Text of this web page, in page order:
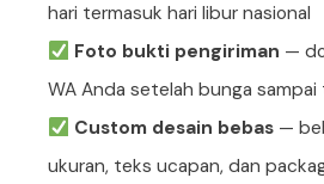
hari termasuk hari libur nasional
Foto bukti pengiriman —
WA Anda setelah bunga sampai
Custom desain bebas—
ukuran, teks ucapan, dan